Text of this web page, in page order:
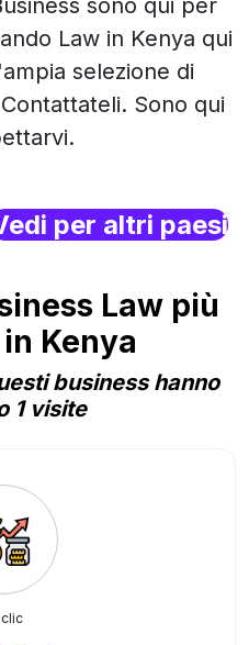
sono qui per
Law in Kenya qui
selezione di
Sono qui
per altri paesi
Law più
Kenya
business hanno
1 visite
clic